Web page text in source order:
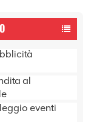
al
eventi